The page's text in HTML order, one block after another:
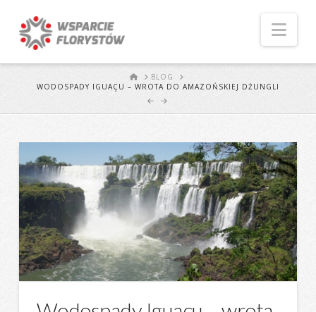
STARTBLOG
WODOSPADY IGUAÇU – WROTA DO AMAZOŃSKIEJ DŻUNGLI